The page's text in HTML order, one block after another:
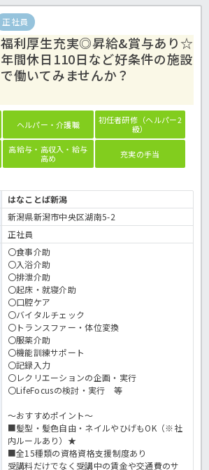
正社員
福利厚生充実◎昇給&賞与あり☆
年間休日110日など好条件の施設
で働いてみませんか？
ヘルパー・介護職
初任者研修（ヘルパー2
級）
高給与・高収入・給与
高め
充実の手当
はなことば新潟
新潟県新潟市中央区湖南5-2
正社員
〇食事介助
〇入浴介助
〇排泄介助
〇起床・就寝介助
〇口腔ケア
〇バイタルチェック
〇トランスファー・体位変換
〇服薬介助
〇機能訓練サポート
〇記録入力
〇レクリエーションの企画・実行
〇LifeFocusの検討・実行 等
～おすすめポイント～
■髪型・髪色自由・ネイルやひげもOK（※社
内ルールあり）★
■全15種類の資格資格支援制度あり
受講料だけでなく受講中の賃金や交通費のサ